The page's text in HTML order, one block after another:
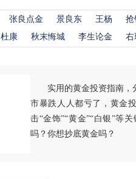
张良点金 景良东 王杨 抢
杜康 秋末悔城 李生论金 右
实用的黄金投资指南
市暴跌人人都亏了，黄金
击“金饰”“黄金”“白银”等
吗？你想抄底黄金吗？